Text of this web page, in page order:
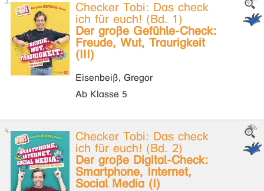
Checker Tobi: Das check
ich für euch! (Bd. 1)
Der große Gefühle-Check:
Freude, Wut, Traurigkeit
(III)
Eisenbeiß, Gregor
Ab Klasse 5
Checker Tobi: Das check
ich für euch! (Bd. 2)
Der große Digital-Check:
Smartphone, Internet,
Social Media (I)